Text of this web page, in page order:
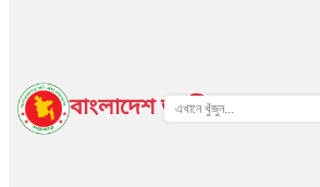
বাংলাদেশ জাতীয় তথ্য বাতায়ন